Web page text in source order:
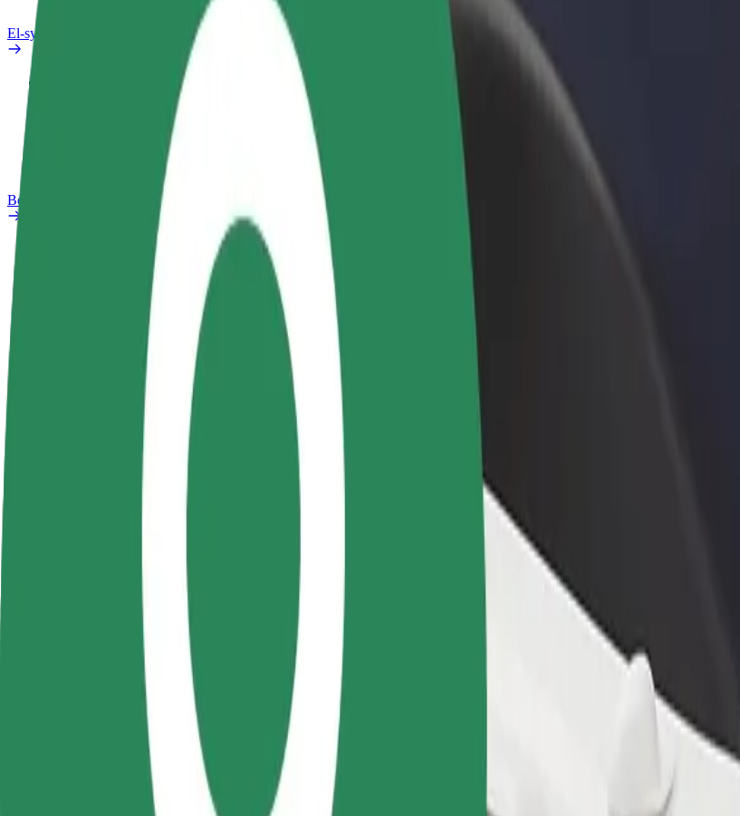
El-sykler
Bolt Pluss
Tjen penger på egne
Bli et leveringsbud
Lever mat og få betalt
ukentlig
Legg til en restaurant eller butikk
Nå ut til flere kunder og øk
inntjeningen
Hvordan komme seg fra Autogara Super Imposer til Modex
Leter du etter den beste måten å reise fra Autogara Super Imposer til Modex? Utforsk tjenestene våre og finn den perfekte turen.
Komfort og bekvemmelighet er bare noen trykk unna!
Pålitelige turer i vanlige, mellomstore biler.